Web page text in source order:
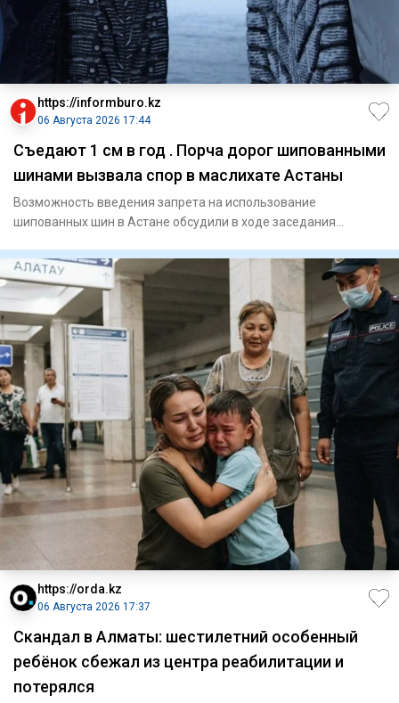
https://informburo.kz
06 Августа 2026 17:44
Съедают 1 см в год . Порча дорог шипованными
шинами вызвала спор в маслихате Астаны
Возможность введения запрета на использование
шипованных шин в Астане обсудили в ходе заседания
https://orda.kz
06 Августа 2026 17:37
Скандал в Алматы: шестилетний особенный
ребёнок сбежал из центра реабилитации и
потерялся